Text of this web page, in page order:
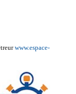
www.espace-